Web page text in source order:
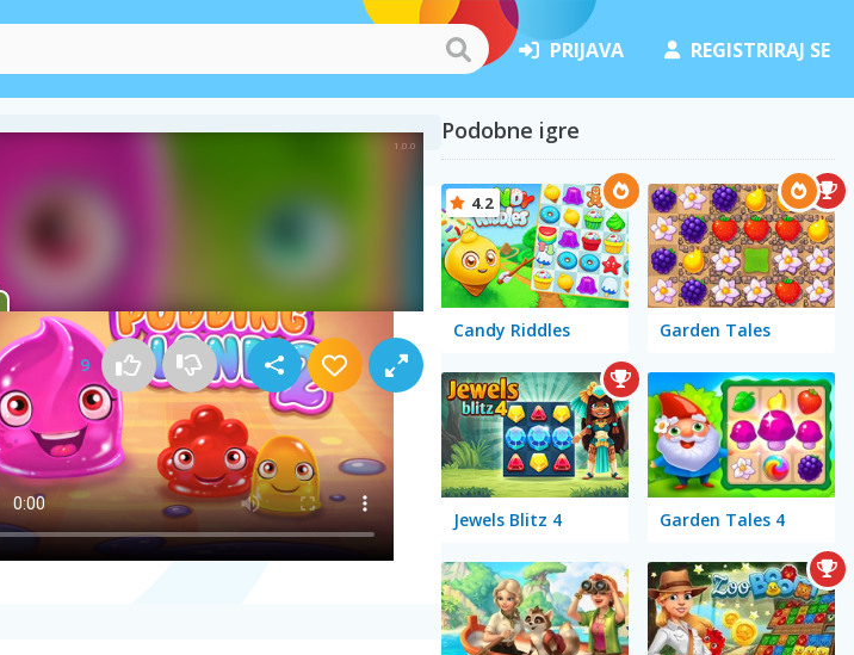
PRIJAVA REGISTRIRAJ SE
9
igrati Pudding Land 2
Podobne igre
Candy Riddles
4.2
Garden Tales
Jewels Blitz 4 Garden Tales 4